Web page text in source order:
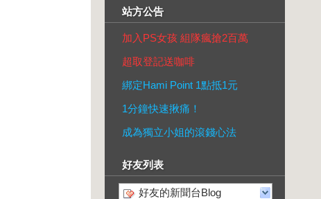
站方公告
加入PS女孩 組隊瘋搶2百萬
超取登記送咖啡
綁定Hami Point 1點抵1元
1分鐘快速揪痛！
成為獨立小姐的滾錢心法
好友列表
好友的新聞台Blog